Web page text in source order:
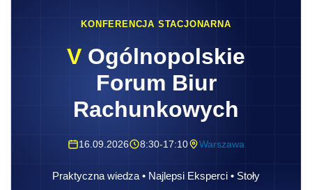
KONFERENCJA STACJONARNA
V Ogólnopolskie
Forum Biur
Rachunkowych
16.09.2026 8:30-17:10 Warszawa
Praktyczna wiedza • Najlepsi Eksperci • Stoły